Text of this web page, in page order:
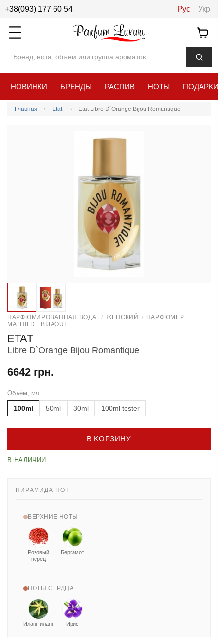
+38(093) 177 60 54 Рус Укр
Бренд, нота, объем или группа ароматов
НОВИНКИ БРЕНДЫ РАСПИВ НОТЫ ПОДАРКИ
Главная Etat Etat Libre D`Orange Bijou Romantique
ПАРФЮМИРОВАННАЯ ВОДА / ЖЕНСКИЙ /
ПАРФЮМЕР
MATHILDE BIJAOUI
ETAT
Libre D`Orange Bijou Romantique
6642 грн.
Объём, мл
100ml 50ml 30ml 100ml tester
В КОРЗИНУ
В НАЛИЧИИ
ПИРАМИДА НОТ
ВЕРХНИЕ НОТЫ
Розовый
перец
Бергамот
НОТЫ СЕРДЦА
Иланг-иланг Ирис